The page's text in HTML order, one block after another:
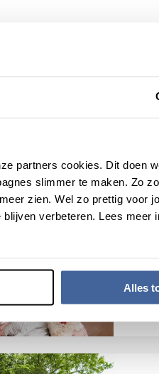
partners cookies. Dit doen
slimmer te maken. Zo
zien. Wel zo prettig voor
verbeteren. Lees meer
Alles
“Ik